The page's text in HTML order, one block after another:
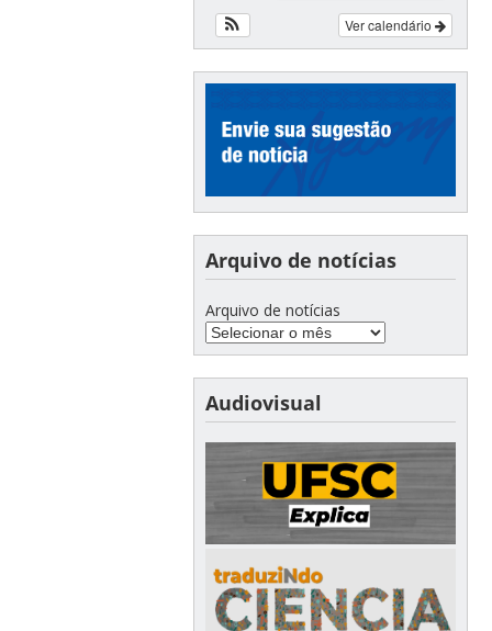
Ver calendário
Arquivo de notícias
Arquivo de notícias
Audiovisual